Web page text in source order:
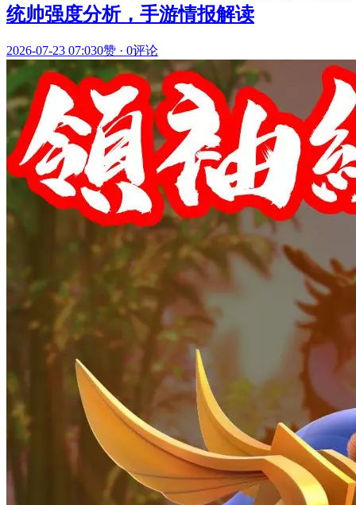
统帅强度分析，手游情报解读
2026-07-23 07:030赞 · 0评论